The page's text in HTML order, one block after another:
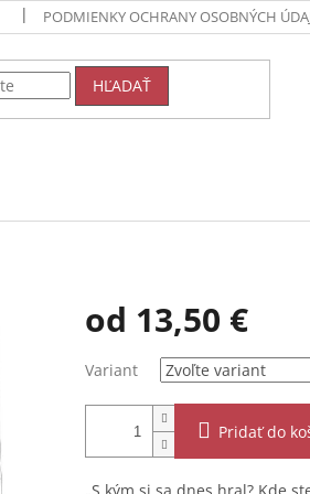
PODMIENKY OCHRANY OSOBNÝCH
HĽADAŤ
od 13,50 €
Jednotková
cena:
Variant
Pridať do